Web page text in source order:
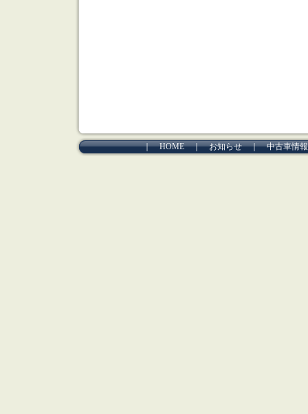
｜HOME｜お知らせ｜中古車情報